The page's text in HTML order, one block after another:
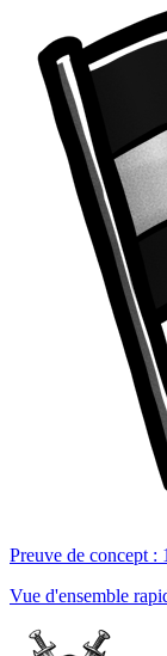
Preuve de concept :
Vue d'ensemble